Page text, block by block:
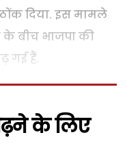
दिया. इस मामले
बीच भाजपा की
गई हैं.
के लिए